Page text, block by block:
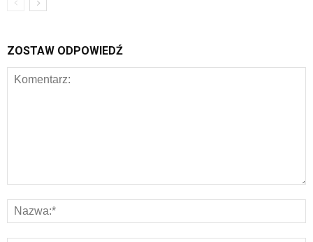
ZOSTAW ODPOWIEDŹ